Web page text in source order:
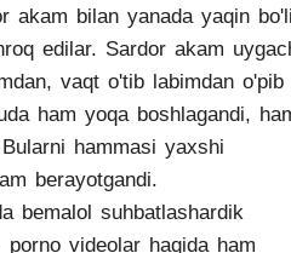
akam bilan yanada yaqin
edilar. Sardor akam
vaqt o'tib labimdan o'pib
ham yoqa boshlagandi,
hammasi yaxshi
berayotgandi.
bemalol suhbatlashardik
videolar haqida ham